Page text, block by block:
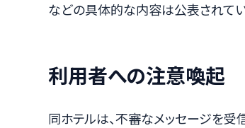
などの具体的な内容は公表されてい
利用者への注意喚起
同ホテルは、不審なメッセージを